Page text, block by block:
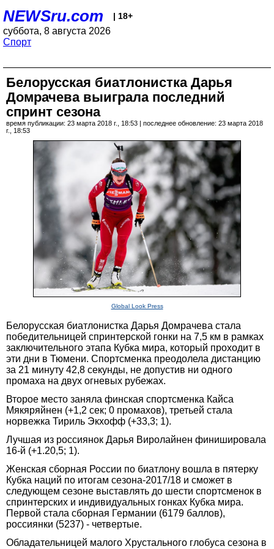
NEWSru.com | 18+
суббота, 8 августа 2026
Спорт
Белорусская биатлонистка Дарья
Домрачева выиграла последний
спринт сезона
время публикации: 23 марта 2018 г., 18:53 | последнее обновление: 23 марта 2018
г., 18:53
Global Look Press
Белорусская биатлонистка Дарья Домрачева стала
победительницей спринтерской гонки на 7,5 км в рамках
заключительного этапа Кубка мира, который проходит в
эти дни в Тюмени. Спортсменка преодолела дистанцию
за 21 минуту 42,8 секунды, не допустив ни одного
промаха на двух огневых рубежах.
Второе место заняла финская спортсменка Кайса
Мякяряйнен (+1,2 сек; 0 промахов), третьей стала
норвежка Тириль Экхофф (+33,3; 1).
Лучшая из россиянок Дарья Виролайнен финишировала
16-й (+1.20,5; 1).
Женская сборная России по биатлону вошла в пятерку
Кубка наций по итогам сезона-2017/18 и сможет в
следующем сезоне выставлять до шести спортсменок в
спринтерских и индивидуальных гонках Кубка мира.
Первой стала сборная Германии (6179 баллов),
россиянки (5237) - четвертые.
Обладательницей малого Хрустального глобуса сезона в